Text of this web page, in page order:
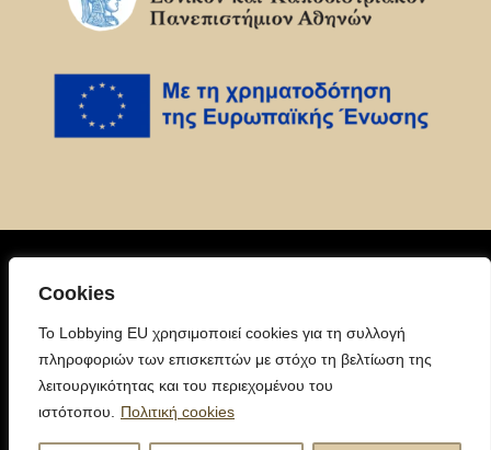
Cookies
To Lobbying EU χρησιμοποιεί cookies για τη συλλογή
πληροφοριών των επισκεπτών με στόχο τη βελτίωση της
λειτουργικότητας και του περιεχομένου του
ιστότοπου.
Πολιτική cookies
Για περισσότερες πληροφορίες:
europeancitizenlobbying@gmail.com
Βρείτε μας